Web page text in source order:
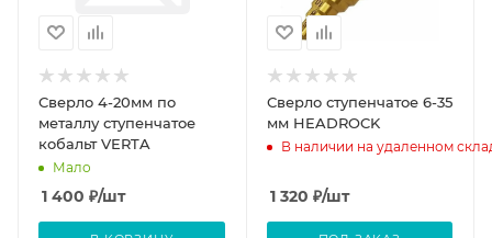
Сверло 4-20мм по
металлу ступенчатое
кобальт VERTA
Мало
1 400 ₽/шт
Сверло ступенчатое 6-35
мм HEADROCK
В наличии на удаленном
1 320 ₽/шт